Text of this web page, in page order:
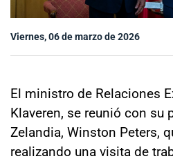
modo claro
Viernes, 06 de marzo de 2026
El ministro de Relaciones
Klaveren, se reunió con su
Zelandia, Winston Peters,
realizando una visita de